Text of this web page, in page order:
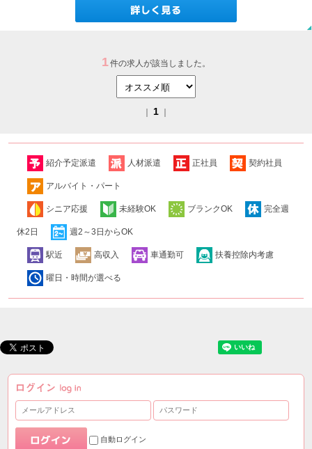
1件の求人が該当しました。
1
紹介予定派遣 人材派遣 正社員 契約社員
アルバイト・パート
シニア応援 未経験OK ブランクOK 完全週
休2日 週2～3日からOK
駅近 高収入 車通勤可 扶養控除内考慮
曜日・時間が選べる
自動ログイン